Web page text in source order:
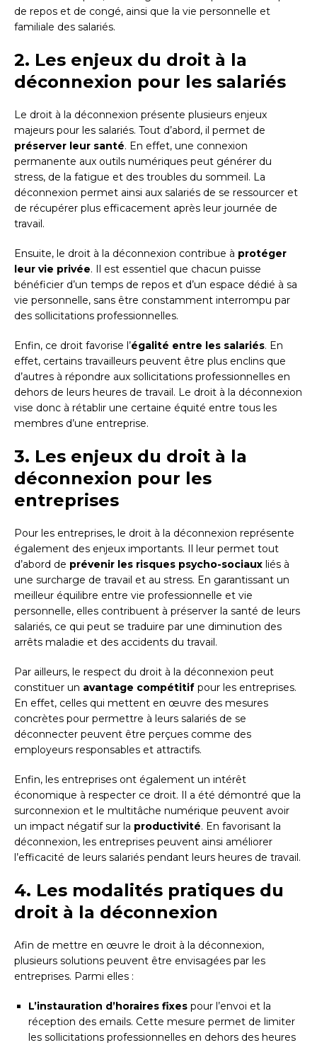
de repos et de congé, ainsi que la vie personnelle et
familiale des salariés.
2. Les enjeux du droit à la
déconnexion pour les salariés
Le droit à la déconnexion présente plusieurs enjeux
majeurs pour les salariés. Tout d’abord, il permet de
préserver leur santé. En effet, une connexion
permanente aux outils numériques peut générer du
stress, de la fatigue et des troubles du sommeil. La
déconnexion permet ainsi aux salariés de se ressourcer et
de récupérer plus efficacement après leur journée de
travail.
Ensuite, le droit à la déconnexion contribue à protéger
leur vie privée. Il est essentiel que chacun puisse
bénéficier d’un temps de repos et d’un espace dédié à sa
vie personnelle, sans être constamment interrompu par
des sollicitations professionnelles.
Enfin, ce droit favorise l’égalité entre les salariés. En
effet, certains travailleurs peuvent être plus enclins que
d’autres à répondre aux sollicitations professionnelles en
dehors de leurs heures de travail. Le droit à la déconnexion
vise donc à rétablir une certaine équité entre tous les
membres d’une entreprise.
3. Les enjeux du droit à la
déconnexion pour les
entreprises
Pour les entreprises, le droit à la déconnexion représente
également des enjeux importants. Il leur permet tout
d’abord de prévenir les risques psycho-sociaux liés à
une surcharge de travail et au stress. En garantissant un
meilleur équilibre entre vie professionnelle et vie
personnelle, elles contribuent à préserver la santé de leurs
salariés, ce qui peut se traduire par une diminution des
arrêts maladie et des accidents du travail.
Par ailleurs, le respect du droit à la déconnexion peut
constituer un avantage compétitif pour les entreprises.
En effet, celles qui mettent en œuvre des mesures
concrètes pour permettre à leurs salariés de se
déconnecter peuvent être perçues comme des
employeurs responsables et attractifs.
Enfin, les entreprises ont également un intérêt
économique à respecter ce droit. Il a été démontré que la
surconnexion et le multitâche numérique peuvent avoir
un impact négatif sur la productivité. En favorisant la
déconnexion, les entreprises peuvent ainsi améliorer
l’efficacité de leurs salariés pendant leurs heures de travail.
4. Les modalités pratiques du
droit à la déconnexion
Afin de mettre en œuvre le droit à la déconnexion,
plusieurs solutions peuvent être envisagées par les
entreprises. Parmi elles :
L’instauration d’horaires fixes pour l’envoi et la
réception des emails. Cette mesure permet de limiter
les sollicitations professionnelles en dehors des heures